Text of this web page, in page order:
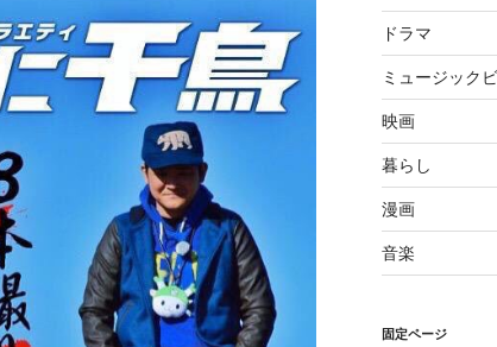
ドラマ
ミュージック
映画
暮らし
漫画
音楽
固定ページ